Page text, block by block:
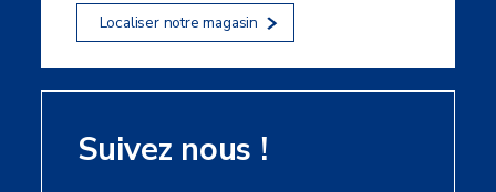
Localiser notre magasin
Suivez nous !